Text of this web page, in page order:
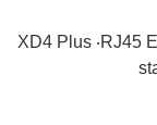
XD4 Plus ‧RJ45